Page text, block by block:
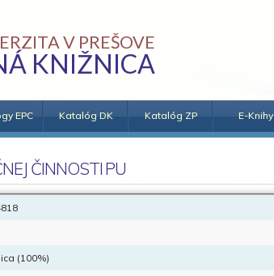
V PREŠOVE
KNIŽNICA
EPC Katalóg DK Katalóg ZP E-Knihy
ČINNOSTI PU
(100%)